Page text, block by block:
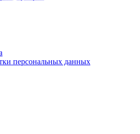
персональных данных